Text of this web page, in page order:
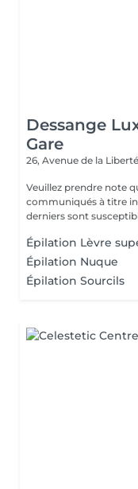
Dessange
Gare
26, Avenue de la Liberté
Veuillez prendre note
communiqués à titre
derniers sont
Épilation Lèvre
Épilation Nuque
Épilation Sourcils